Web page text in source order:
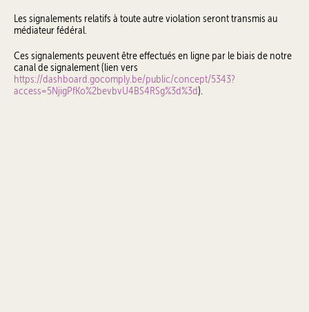
Les signalements relatifs à toute autre violation seront transmis au
médiateur fédéral.
Ces signalements peuvent être effectués en ligne par le biais de notre
canal de signalement (lien vers
https://dashboard.gocomply.be/public/concept/5343?
access=5NjigPfKo%2bevbvU4BS4RSg%3d%3d).